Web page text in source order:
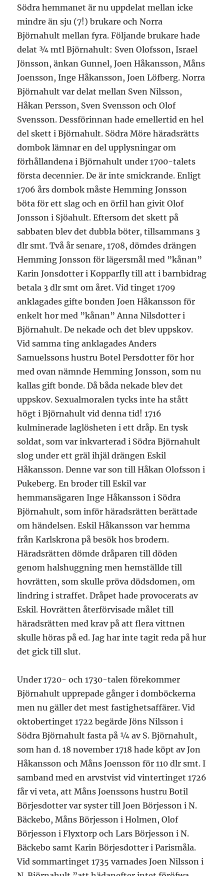
Södra hemmanet är nu uppdelat mellan icke
mindre än sju (7!) brukare och Norra
Björnahult mellan fyra. Följande brukare hade
delat ¾ mtl Björnahult: Sven Olofsson, Israel
Jönsson, änkan Gunnel, Joen Håkansson, Måns
Joensson, Inge Håkansson, Joen Löfberg. Norra
Björnahult var delat mellan Sven Nilsson,
Håkan Persson, Sven Svensson och Olof
Svensson. Dessförinnan hade emellertid en hel
del skett i Björnahult. Södra Möre häradsrätts
dombok lämnar en del upplysningar om
förhållandena i Björnahult under 1700-talets
första decennier. De är inte smickrande. Enligt
1706 års dombok måste Hemming Jonsson
böta för ett slag och en örfil han givit Olof
Jonsson i Sjöahult. Eftersom det skett på
sabbaten blev det dubbla böter, tillsammans 3
dlr smt. Två år senare, 1708, dömdes drängen
Hemming Jonsson för lägersmål med ”kånan”
Karin Jonsdotter i Kopparfly till att i barnbidrag
betala 3 dlr smt om året. Vid tinget 1709
anklagades gifte bonden Joen Håkansson för
enkelt hor med ”kånan” Anna Nilsdotter i
Björnahult. De nekade och det blev uppskov.
Vid samma ting anklagades Anders
Samuelssons hustru Botel Persdotter för hor
med ovan nämnde Hemming Jonsson, som nu
kallas gift bonde. Då båda nekade blev det
uppskov. Sexualmoralen tycks inte ha stått
högt i Björnahult vid denna tid! 1716
kulminerade laglösheten i ett dråp. En tysk
soldat, som var inkvarterad i Södra Björnahult
slog under ett gräl ihjäl drängen Eskil
Håkansson. Denne var son till Håkan Olofsson i
Pukeberg. En broder till Eskil var
hemmansägaren Inge Håkansson i Södra
Björnahult, som inför häradsrätten berättade
om händelsen. Eskil Håkansson var hemma
från Karlskrona på besök hos brodern.
Häradsrätten dömde dråparen till döden
genom halshuggning men hemställde till
hovrätten, som skulle pröva dödsdomen, om
lindring i straffet. Dråpet hade provocerats av
Eskil. Hovrätten återförvisade målet till
häradsrätten med krav på att flera vittnen
skulle höras på ed. Jag har inte tagit reda på hur
det gick till slut.
Under 1720- och 1730-talen förekommer
Björnahult upprepade gånger i domböckerna
men nu gäller det mest fastighetsaffärer. Vid
oktobertinget 1722 begärde Jöns Nilsson i
Södra Björnahult fasta på ¼ av S. Björnahult,
som han d. 18 november 1718 hade köpt av Jon
Håkansson och Måns Joensson för 110 dlr smt. I
samband med en arvstvist vid vintertinget 1726
får vi veta, att Måns Joenssons hustru Botil
Börjesdotter var syster till Joen Börjesson i N.
Bäckebo, Måns Börjesson i Holmen, Olof
Börjesson i Flyxtorp och Lars Börjesson i N.
Bäckebo samt Karin Börjesdotter i Parismåla.
Vid sommartinget 1735 varnades Joen Nilsson i